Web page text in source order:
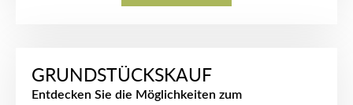
GRUNDSTÜCKSKAUF
Entdecken Sie die Möglichkeiten zum